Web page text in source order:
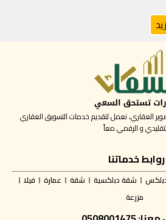
العقاري، نعمل لتقديم خدمات التسويق العقاري
و الرقمي معاً
روابط خدماتنا
شقة دبلكسية شقة عمارة
فيلا
مزرعة